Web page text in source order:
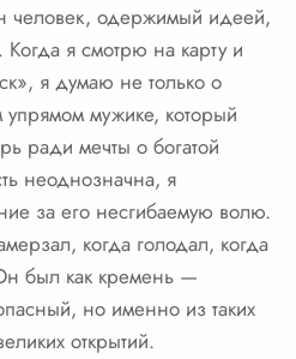
человек, одержимый идеей,
я смотрю на карту и
я думаю не только о
мужике, который
ради мечты о богатой
неоднозначна, я
за его несгибаемую волю.
когда голодал, когда
был как кремень —
но именно из таких
открытий.